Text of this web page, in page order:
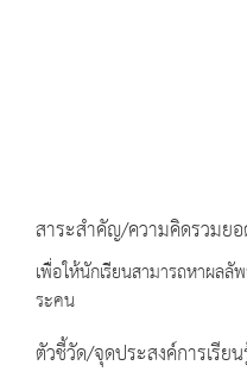
สาระสำคัญ/ความคิดรวมย
เพื่อให้นักเรียนสามารถหาผล
ระคน
ตัวชี้วัด/จุดประสงค์การเรีย